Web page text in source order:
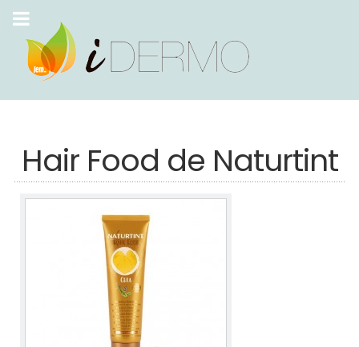
Hair Food de Naturtint